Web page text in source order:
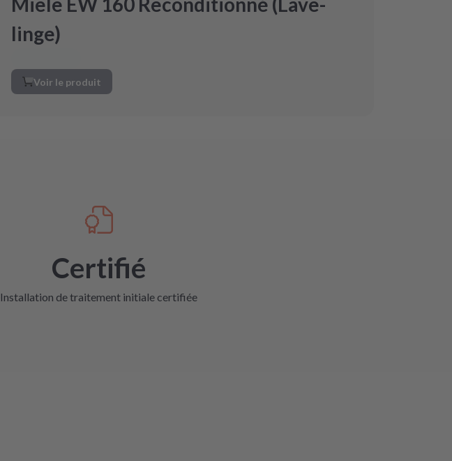
linge)
Voir le produit
Certifié
Installation de traitement initiale certifiée